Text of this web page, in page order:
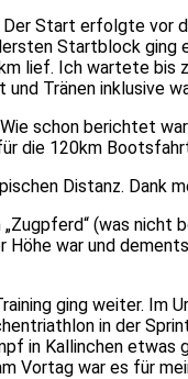
Start erfolgte
Startblock
lief. Ich wartete bis
und Tränen inklusive
schon berichtet
die 120km
Distanz. Dank
(was
war und
ging weiter.
in der
in Kallinchen
Vortag war es für